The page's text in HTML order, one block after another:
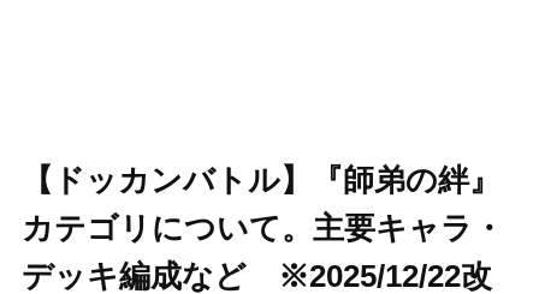
【ドッカンバトル】『師弟の絆』
カテゴリについて。主要キャラ・
デッキ編成など ※2025/12/22改